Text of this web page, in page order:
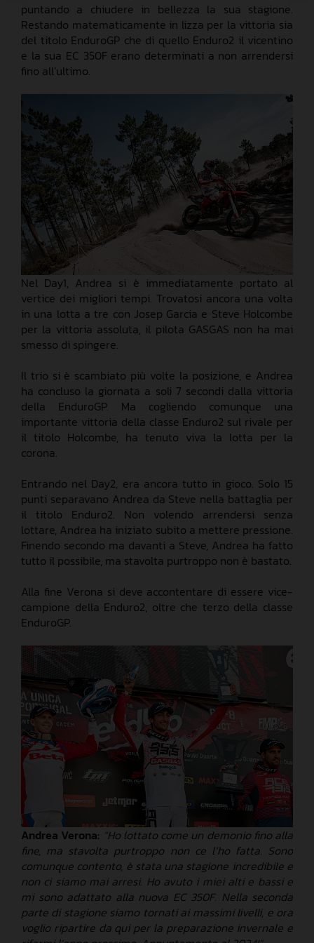
puntando a chiudere in bellezza la sua stagione.
Restando matematicamente in lizza per la vittoria sia
del titolo EnduroGP che di quello Enduro2 il vicentino
e la sua EC 350F erano determinati a non arrendersi
fino all’ultimo.
Nel Day1, Andrea si è immediatamente portato al
vertice dei migliori tempi. Trovatosi ancora una volta
in una lotta a tre con Josep Garcia e Steve Holcombe
per la vittoria assoluta, il pilota GASGAS non ha mai
smesso di spingere.
Il trio si è scambiato più volte la posizione, e Andrea
ha concluso la giornata a soli 7 secondi dalla vittoria
della EnduroGP. Ma cogliendo comunque una
importante vittoria della classe Enduro2 sul rivale per
il titolo Holcombe, ha tenuto viva la lotta per la
corona.
Entrando nel Day2, era ancora tutto in gioco. Solo 15
punti separavano Andrea da Steve nella battaglia per
il titolo Enduro2. Non volendo arrendersi senza
lottare, Andrea ha iniziato subito a mettere pressione.
Finendo secondo ma davanti a Steve, Andrea ha fatto
tutto il possibile, ma stavolta purtroppo non è bastato.
Alla fine Verona si deve accontentare di essere vice-
campione della Enduro2, oltre che terzo della classe
EnduroGP.
Andrea Verona: “Ho lottato come un demonio fino alla
fine, ma stavolta purtroppo non ce l’ho fatta. Sono
comunque contento, è stata una stagione incredibile e
non ci siamo mai arresi. Ho avuto i miei alti e bassi e
mi sono adattato alla nuova EC 350F. Nella seconda
parte di stagione siamo tornati ai massimi livelli, e ora
voglio ripartire da qui per la preparazione invernale e